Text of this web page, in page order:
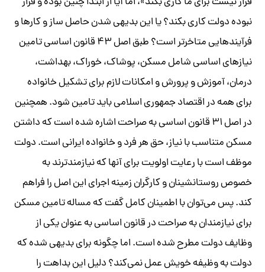
نبوده دولت کاری بکند؟ یا این بدیهی شدن حاصل ساز و کارها و
فرآیندهایی متاخرتر است؟ طبق اصل ۴۳ قانون اساسی تامین
نیازهای اساسی شامل مسکن، پوشاک، خوراک، بهداشت،
درمان، آموزش و پرورش و امکانات لازم برای تشکیل خانواده
برای همه در اقتصاد جمهوری اسلامی باید تامین شود. همچنین
در اصل ۳۱ قانون اساسی به صراحت اشاره شده است که داشتن
مسکن متناسب با نیاز، حق هر فرد و خانواده ایرانی است. دولت
موظف است با رعایت اولویت برای آنها که نیازمندترند به
خصوص روستانشینان و کارگران زمینه اجرای این اصل را فراهم
کند. پس می‌توان با اطمینان کامل گفت که مساله تامین مسکن
برای نیازمندان به صراحت در قانون اساسی به عنوان یکی از
وظایف دولت مطرح شده است. اما چگونه برای بدیهی شده که
دولت به وظیفه خویش عمل نمی‌کند؟ دلیل این بداهت را